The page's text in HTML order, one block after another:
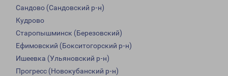
Сандово (Сандовский р-н)
Кудрово
Старопышминск (Березовский)
Ефимовский (Бокситогорский р-н)
Ишеевка (Ульяновский р-н)
Прогресс (Новокубанский р-н)